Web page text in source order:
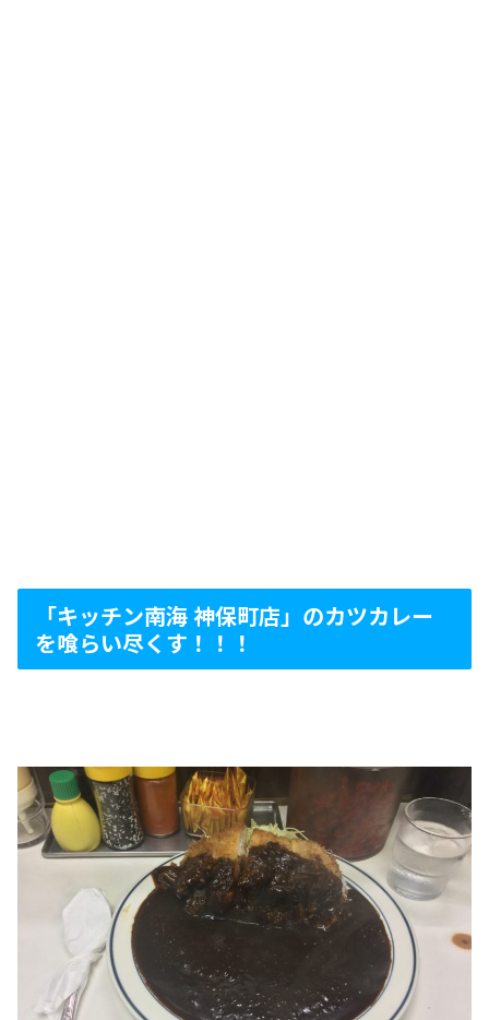
「キッチン南海 神保町店」のカツカレー
を喰らい尽くす！！！